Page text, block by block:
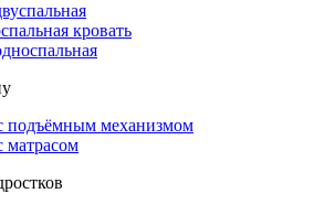
кровать
подъёмным механизмом
матрасом